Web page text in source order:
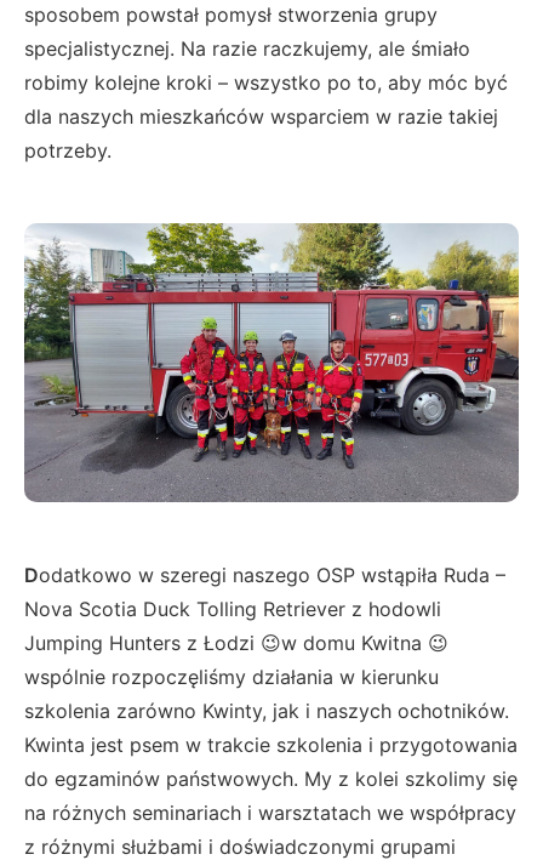
sposobem powstał pomysł stworzenia grupy
specjalistycznej. Na razie raczkujemy, ale śmiało
robimy kolejne kroki – wszystko po to, aby móc być
dla naszych mieszkańców wsparciem w razie takiej
potrzeby.
Dodatkowo w szeregi naszego OSP wstąpiła Ruda –
Nova Scotia Duck Tolling Retriever z hodowli
Jumping Hunters z Łodzi 😉w domu Kwitna 😉
wspólnie rozpoczęliśmy działania w kierunku
szkolenia zarówno Kwinty, jak i naszych ochotników.
Kwinta jest psem w trakcie szkolenia i przygotowania
do egzaminów państwowych. My z kolei szkolimy się
na różnych seminariach i warsztatach we współpracy
z różnymi służbami i doświadczonymi grupami